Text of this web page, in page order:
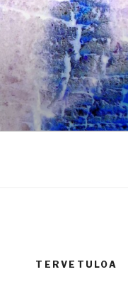
TERVETULOA